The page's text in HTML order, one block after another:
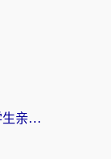
海外看优酷有限版权总被卡？留学生亲测有效的回国加速器选择指南